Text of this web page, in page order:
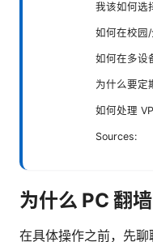
我该如何选
如何在校园/
如何在多设
为什么要定
如何处理
Sources:
为什么 PC 翻
在具体操作之前，先